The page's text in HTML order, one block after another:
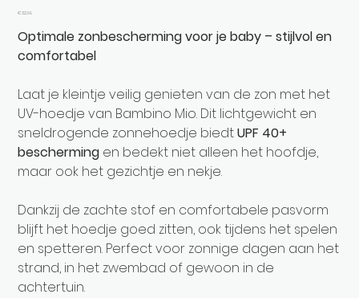
Prijs
€ 32,99
Optimale zonbescherming voor je baby – stijlvol en
comfortabel
Laat je kleintje veilig genieten van de zon met het
UV-hoedje van Bambino Mio. Dit lichtgewicht en
sneldrogende zonnehoedje biedtUPF 40+
bescherming en bedekt niet alleen het hoofdje,
maar ook het gezichtje en nekje.
Dankzij de zachte stof en comfortabele pasvorm
blijft het hoedje goed zitten, ook tijdens het spelen
en spetteren. Perfect voor zonnige dagen aan het
strand, in het zwembad of gewoon in de
achtertuin.